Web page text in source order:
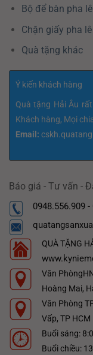
Bộ để bàn pha lê
Chặn giấy pha lê
Quà tặng khác
Ý kiến khách hàng
Quà tặng Hải Âu
Khách hàng, Mọi
Email:
Báo giá - Tư vấn -
0948.556.909
QUÀ TẶNG
Văn
Hoàng Mai,
Văn Phòng
Vấp, TP HCM
Buổi sáng:
Buổi chiều: